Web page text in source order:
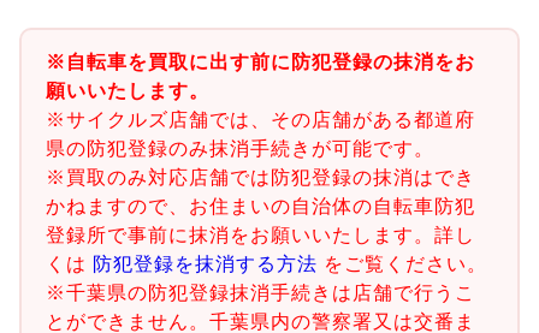
※自転車を買取に出す前に防犯登録の抹消をお
願いいたします。
※サイクルズ店舗では、その店舗がある都道府
県の防犯登録のみ抹消手続きが可能です。
※買取のみ対応店舗では防犯登録の抹消はでき
かねますので、お住まいの自治体の自転車防犯
登録所で事前に抹消をお願いいたします。詳し
くは 防犯登録を抹消する方法 をご覧ください。
※千葉県の防犯登録抹消手続きは店舗で行うこ
とができません。千葉県内の警察署又は交番ま